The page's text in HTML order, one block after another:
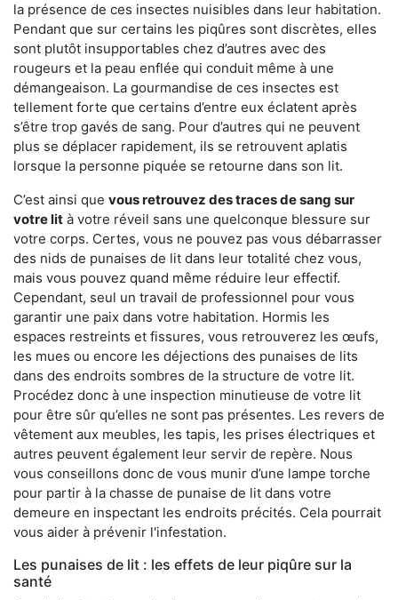
la présence de ces insectes nuisibles dans leur habitation.
Pendant que sur certains les piqûres sont discrètes, elles
sont plutôt insupportables chez d’autres avec des
rougeurs et la peau enflée qui conduit même à une
démangeaison. La gourmandise de ces insectes est
tellement forte que certains d’entre eux éclatent après
s’être trop gavés de sang. Pour d’autres qui ne peuvent
plus se déplacer rapidement, ils se retrouvent aplatis
lorsque la personne piquée se retourne dans son lit.
C’est ainsi que vous retrouvez des traces de sang sur
votre lit à votre réveil sans une quelconque blessure sur
votre corps. Certes, vous ne pouvez pas vous débarrasser
des nids de punaises de lit dans leur totalité chez vous,
mais vous pouvez quand même réduire leur effectif.
Cependant, seul un travail de professionnel pour vous
garantir une paix dans votre habitation. Hormis les
espaces restreints et fissures, vous retrouverez les œufs,
les mues ou encore les déjections des punaises de lits
dans des endroits sombres de la structure de votre lit.
Procédez donc à une inspection minutieuse de votre lit
pour être sûr qu’elles ne sont pas présentes. Les revers de
vêtement aux meubles, les tapis, les prises électriques et
autres peuvent également leur servir de repère. Nous
vous conseillons donc de vous munir d’une lampe torche
pour partir à la chasse de punaise de lit dans votre
demeure en inspectant les endroits précités. Cela pourrait
vous aider à prévenir l'infestation.
Les punaises de lit : les effets de leur piqûre sur la
santé